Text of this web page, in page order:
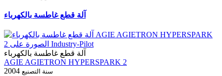
آلة قطع غاطسة بالكهرباء
آلة قطع غاطسة بالكهرباء
AGIE AGIETRON HYPERSPARK 2
سنة التصنيع